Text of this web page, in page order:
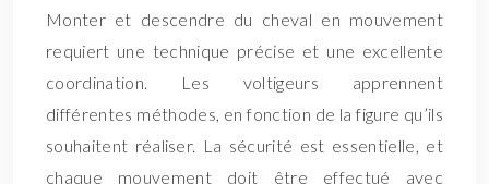
Monter et descendre du cheval en mouvement
requiert une technique précise et une excellente
coordination. Les voltigeurs apprennent
différentes méthodes, en fonction de la figure qu’ils
souhaitent réaliser. La sécurité est essentielle, et
chaque mouvement doit être effectué avec